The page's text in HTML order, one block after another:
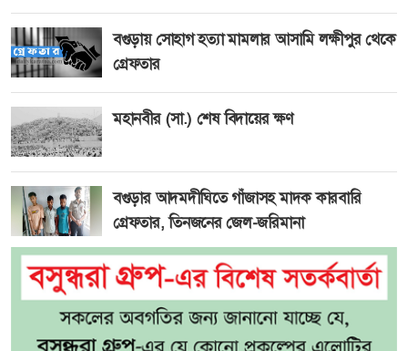
বগুড়ায় সোহাগ হত্যা মামলার আসামি লক্ষীপুর থেকে
গ্রেফতার
মহানবীর (সা.) শেষ বিদায়ের ক্ষণ
বগুড়ার আদমদীঘিতে গাঁজাসহ মাদক কারবারি
গ্রেফতার, তিনজনের জেল-জরিমানা